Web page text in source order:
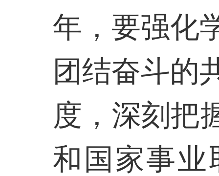
年，要强化
团结奋斗的
度，深刻把
和国家事业